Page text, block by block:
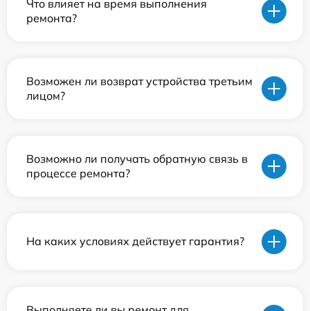
Что влияет на время выполнения
ремонта?
Возможен ли возврат устройства третьим
лицом?
Возможно ли получать обратную связь в
процессе ремонта?
На каких условиях действует гарантия?